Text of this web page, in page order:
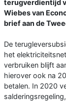
terugverdientijd
Wiebes van
brief aan de
De
het
verbruiken blijft
hierover ook na
betalen. In 2020